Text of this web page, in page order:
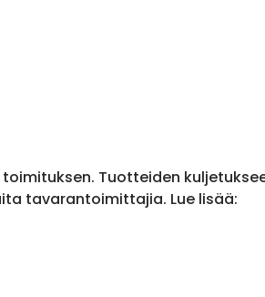
Tuotteiden
tavarantoimittajia. Lue lisää: